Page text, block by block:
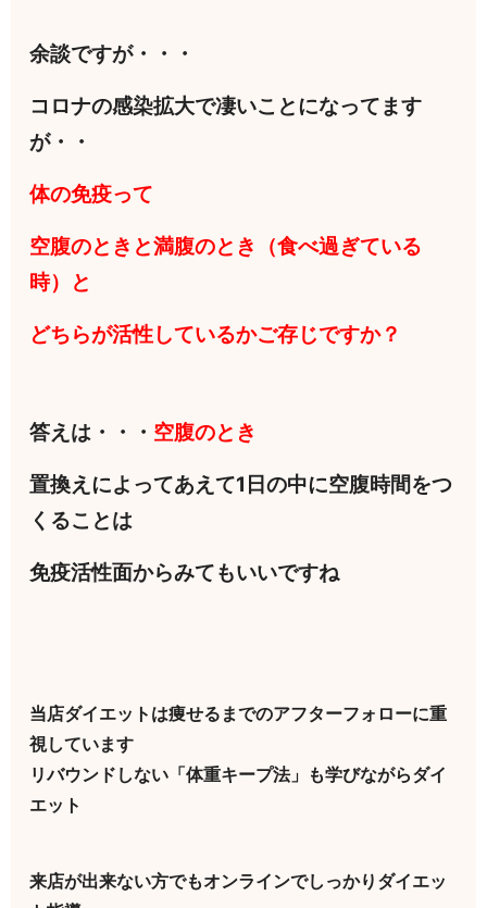
余談ですが・・・
コロナの感染拡大で凄いことになってます
が・・
体の免疫って
空腹のときと満腹のとき（食べ過ぎている
時）と
どちらが活性しているかご存じですか？
答えは・・・ 空腹のとき
置換えによってあえて1日の中に空腹時間をつ
くることは
免疫活性面からみてもいいですね
当店ダイエットは痩せるまでのアフターフォローに重
視しています
リバウンドしない「体重キープ法」も学びながらダイ
エット
来店が出来ない方でもオンラインでしっかりダイエッ